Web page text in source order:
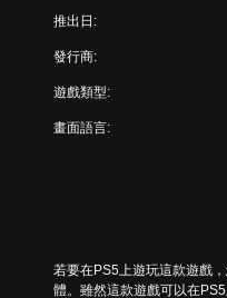
推出日:
發行商:
遊戲類型:
畫面語言:
若要在PS5上遊玩這款遊戲
體。雖然這款遊戲可以在